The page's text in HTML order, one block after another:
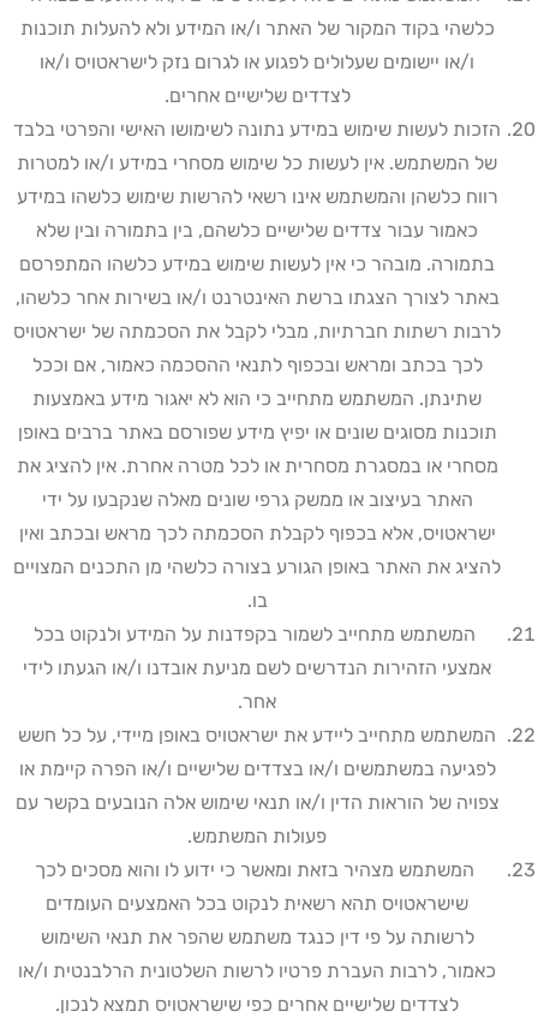
כלשהי בקוד המקור של האתר ו/או המידע ולא להעלות תוכנות
ו/או יישומים שעלולים לפגוע או לגרום נזק לישראטויס ו/או
לצדדים שלישיים אחרים.
הזכות לעשות שימוש במידע נתונה לשימושו האישי והפרטי בלבד
של המשתמש. אין לעשות כל שימוש מסחרי במידע ו/או למטרות
רווח כלשהן והמשתמש אינו רשאי להרשות שימוש כלשהו במידע
כאמור עבור צדדים שלישיים כלשהם, בין בתמורה ובין שלא
בתמורה. מובהר כי אין לעשות שימוש במידע כלשהו המתפרסם
באתר לצורך הצגתו ברשת האינטרנט ו/או בשירות אחר כלשהו,
לרבות רשתות חברתיות, מבלי לקבל את הסכמתה של ישראטויס
לכך בכתב ומראש ובכפוף לתנאי ההסכמה כאמור, אם וככל
שתינתן. המשתמש מתחייב כי הוא לא יאגור מידע באמצעות
תוכנות מסוגים שונים או יפיץ מידע שפורסם באתר ברבים באופן
מסחרי או במסגרת מסחרית או לכל מטרה אחרת. אין להציג את
האתר בעיצוב או ממשק גרפי שונים מאלה שנקבעו על ידי
ישראטויס, אלא בכפוף לקבלת הסכמתה לכך מראש ובכתב ואין
להציג את האתר באופן הגורע בצורה כלשהי מן התכנים המצויים
בו.
המשתמש מתחייב לשמור בקפדנות על המידע ולנקוט בכל
אמצעי הזהירות הנדרשים לשם מניעת אובדנו ו/או הגעתו לידי
אחר.
המשתמש מתחייב ליידע את ישראטויס באופן מיידי, על כל חשש
לפגיעה במשתמשים ו/או בצדדים שלישיים ו/או הפרה קיימת או
צפויה של הוראות הדין ו/או תנאי שימוש אלה הנובעים בקשר עם
פעולות המשתמש.
המשתמש מצהיר בזאת ומאשר כי ידוע לו והוא מסכים לכך
שישראטויס תהא רשאית לנקוט בכל האמצעים העומדים
לרשותה על פי דין כנגד משתמש שהפר את תנאי השימוש
כאמור, לרבות העברת פרטיו לרשות השלטונית הרלבנטית ו/או
לצדדים שלישיים אחרים כפי שישראטויס תמצא לנכון.